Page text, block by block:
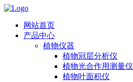
网站首页
产品中心
植物仪器
植物冠层分析仪
植物光合作用测量仪
植物叶面积仪